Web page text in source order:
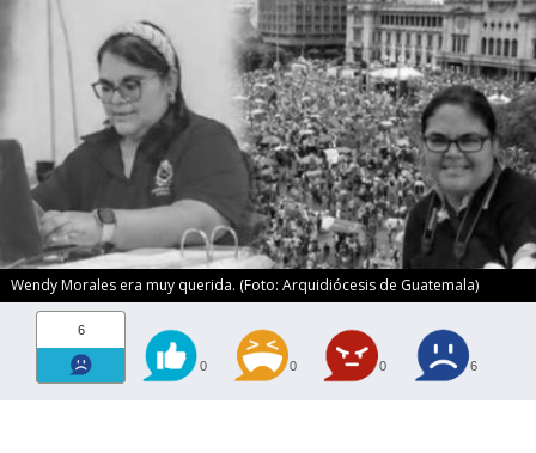
Wendy Morales era muy querida. (Foto: Arquidiócesis de Guatemala)
6
0 0 0 6